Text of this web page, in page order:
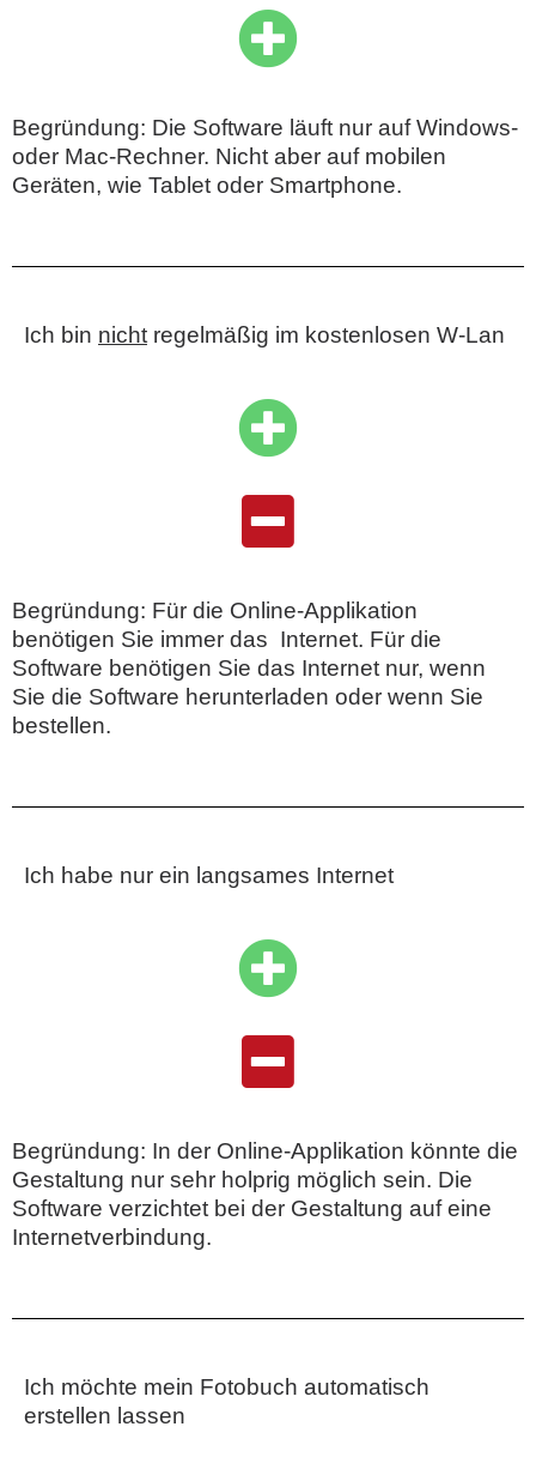
Begründung: Die Software läuft nur auf Windows-
oder Mac-Rechner. Nicht aber auf mobilen
Geräten, wie Tablet oder Smartphone.
Ich bin nicht regelmäßig im kostenlosen W-Lan
Begründung: Für die Online-Applikation
benötigen Sie immer das Internet. Für die
Software benötigen Sie das Internet nur, wenn
Sie die Software herunterladen oder wenn Sie
bestellen.
Ich habe nur ein langsames Internet
Begründung: In der Online-Applikation könnte die
Gestaltung nur sehr holprig möglich sein. Die
Software verzichtet bei der Gestaltung auf eine
Internetverbindung.
Ich möchte mein Fotobuch automatisch
erstellen lassen